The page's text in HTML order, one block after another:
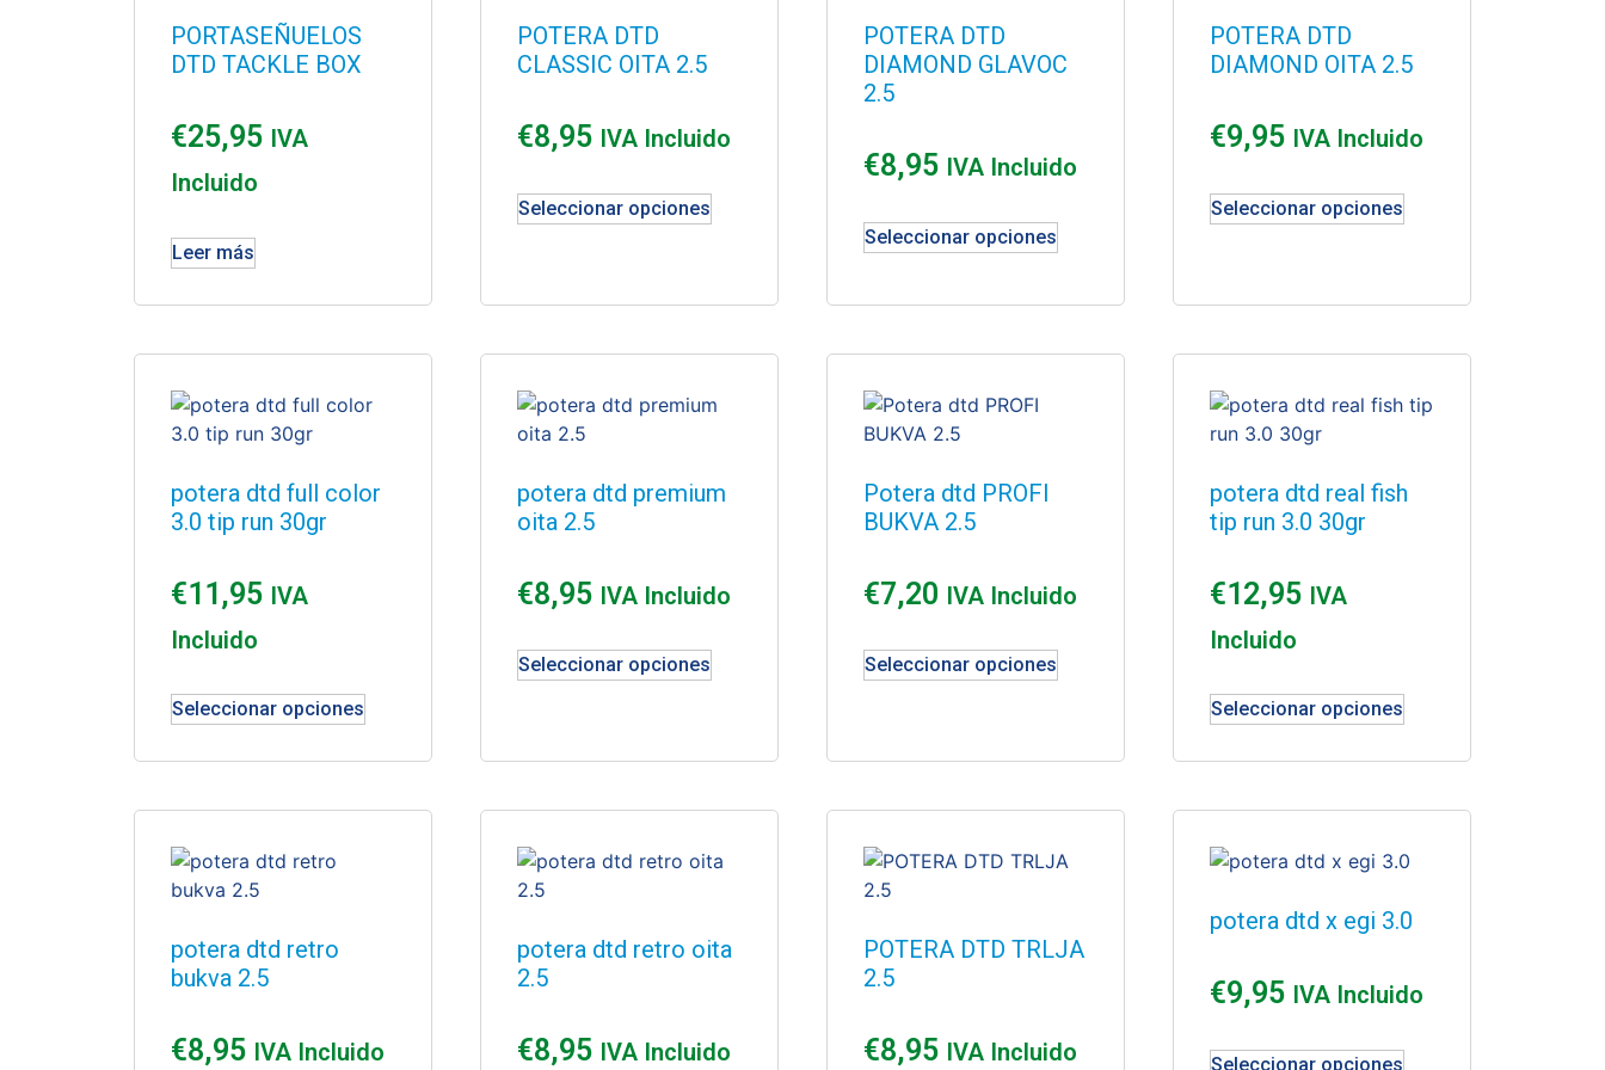
PORTASEÑUELOS
DTD TACKLE BOX
€25,95 IVA
Incluido
Leer más
POTERA DTD
CLASSIC OITA 2.5
€8,95 IVA Incluido
Seleccionar opciones
POTERA DTD
DIAMOND GLAVOC
2.5
€8,95 IVA Incluido
Seleccionar opciones
POTERA DTD
DIAMOND OITA 2.5
€9,95 IVA Incluido
Seleccionar opciones
potera dtd full color
3.0 tip run 30gr
€11,95 IVA
Incluido
Seleccionar opciones
potera dtd premium
oita 2.5
€8,95 IVA Incluido
Seleccionar opciones
Potera dtd PROFI
BUKVA 2.5
€7,20 IVA Incluido
Seleccionar opciones
potera dtd real fish
tip run 3.0 30gr
€12,95 IVA
Incluido
Seleccionar opciones
potera dtd retro
bukva 2.5
€8,95 IVA Incluido
potera dtd retro oita
2.5
€8,95 IVA Incluido
POTERA DTD TRLJA
2.5
€8,95 IVA Incluido
potera dtd x egi 3.0
€9,95 IVA Incluido
Seleccionar opciones